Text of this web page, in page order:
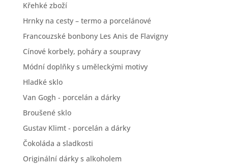
Křehké zboží
Hrnky na cesty – termo a porcelánové
Francouzské bonbony Les Anis de Flavigny
Cínové korbely, poháry a soupravy
Módní doplňky s uměleckými motivy
Hladké sklo
Van Gogh - porcelán a dárky
Broušené sklo
Gustav Klimt - porcelán a dárky
Čokoláda a sladkosti
Originální dárky s alkoholem